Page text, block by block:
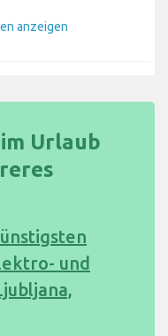
anzeigen
Urlaub
und